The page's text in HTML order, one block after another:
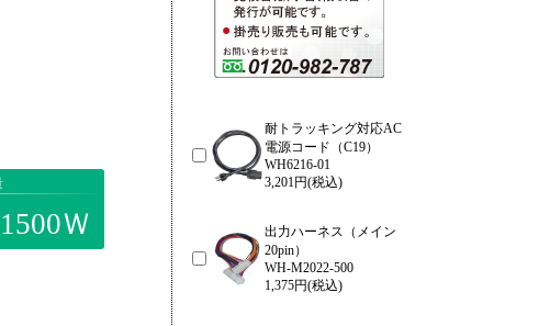
1500Ｗ
耐トラッキング対応AC
電源コード（C19）
WH6216-01
3,201円(税込)
出力ハーネス（メイン
20pin）
WH-M2022-500
1,375円(税込)